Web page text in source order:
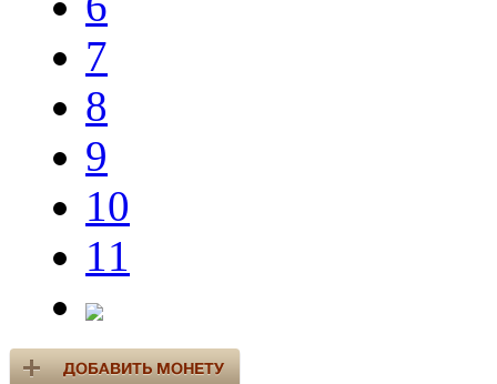
7
8
9
10
11